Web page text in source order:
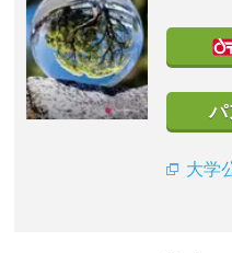
パ
大学